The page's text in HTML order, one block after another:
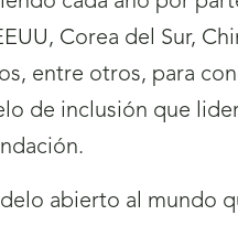
Corea del Sur,
entre otros, para
de inclusión que
abierto al mundo